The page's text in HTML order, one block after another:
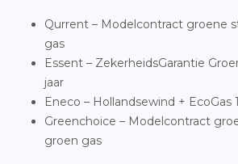
Qurrent – Modelcontract groene
gas
Essent – ZekerheidsGarantie
jaar
Eneco – Hollandsewind + EcoGas
Greenchoice – Modelcontract
groen gas